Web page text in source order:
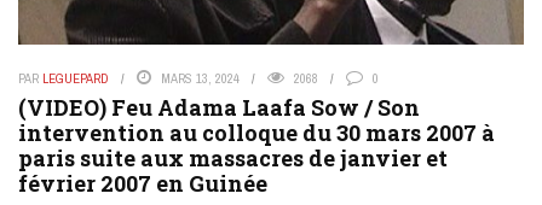
PAR LEGUEPARD MARS 13, 2024 2068 0
(VIDEO) Feu Adama Laafa Sow / Son
intervention au colloque du 30 mars 2007 à
paris suite aux massacres de janvier et
février 2007 en Guinée